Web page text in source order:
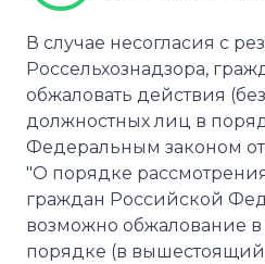
В случае несогласия с
Россельхознадзора,
обжаловать действия
должностных лиц в
Федеральным законом
"О порядке
граждан Российской
возможно обжалование
порядке (в